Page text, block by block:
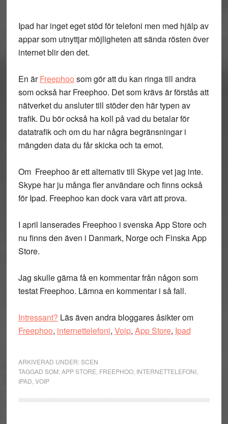
Ipad har inget eget stöd för telefoni men med hjälp av
appar som utnyttjar möjligheten att sända rösten över
internet blir den det.
En ärFreephoo som gör att du kan ringa till andra
som också har Freephoo. Det som krävs är förstås att
nätverket du ansluter till stöder den här typen av
trafik. Du bör också ha koll på vad du betalar för
datatrafik och om du har några begränsningar i
mängden data du får skicka och ta emot.
Om Freephoo är ett alternativ till Skype vet jag inte.
Skype har ju många fler användare och finns också
för Ipad. Freephoo kan dock vara värt att prova.
I april lanserades Freephoo i svenska App Store och
nu finns den även i Danmark, Norge och Finska App
Store.
Jag skulle gärna få en kommentar från någon som
testat Freephoo. Lämna en kommentar i så fall.
Intressant? Läs även andra bloggares åsikter om
Freephoo, internettelefoni, Voip, App Store, Ipad
ARKIVERAD UNDER:SCEN
TAGGAD SOM:APP STORE FREEPHOO, INTERNETTELEFONI,
IPAD VOIP